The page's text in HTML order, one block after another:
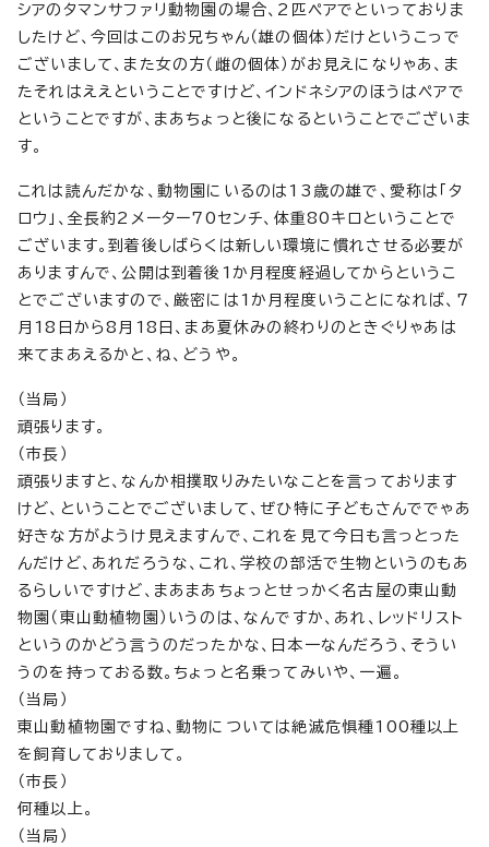
シアのタマンサファリ動物園の場合、2匹ペアでといっておりま
したけど、今回はこのお兄ちゃん（雄の個体）だけというこっで
ございまして、また女の方（雌の個体）がお見えになりゃあ、ま
たそれはええということですけど、インドネシアのほうはペアで
ということですが、まあちょっと後になるということでございま
す。
これは読んだかな、動物園にいるのは13歳の雄で、愛称は「タ
ロウ」、全長約2メーター70センチ、体重80キロということで
ございます。到着後しばらくは新しい環境に慣れさせる必要が
ありますんで、公開は到着後1か月程度経過してからというこ
とでございますので、厳密には1か月程度いうことになれば、7
月18日から8月18日、まあ夏休みの終わりのときぐりゃあは
来てまあえるかと、ね、どうや。
（当局）
頑張ります。
（市長）
頑張りますと、なんか相撲取りみたいなことを言っております
けど、ということでございまして、ぜひ特に子どもさんででゃあ
好きな方がようけ見えますんで、これを見て今日も言っとった
んだけど、あれだろうな、これ、学校の部活で生物というのもあ
るらしいですけど、まあまあちょっとせっかく名古屋の東山動
物園（東山動植物園）いうのは、なんですか、あれ、レッドリスト
というのかどう言うのだったかな、日本一なんだろう、そうい
うのを持っておる数。ちょっと名乗ってみいや、一遍。
（当局）
東山動植物園ですね、動物については絶滅危惧種100種以上
を飼育しておりまして。
（市長）
何種以上。
（当局）